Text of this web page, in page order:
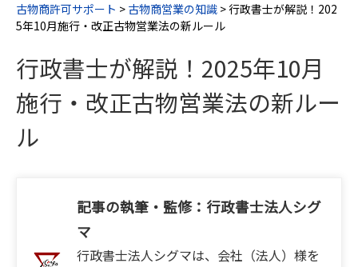
古物商許可サポート > 古物商営業の知識 >行政書士が解説！202
5年10月施行・改正古物営業法の新ルール
行政書士が解説！2025年10月
施行・改正古物営業法の新ルー
ル
記事の執筆・監修：行政書士法人シグ
マ
行政書士法人シグマは、会社（法人）様を